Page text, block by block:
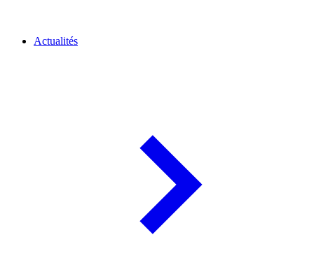
Actualités